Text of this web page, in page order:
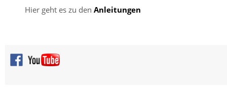
Hier geht es zu den Anleitungen